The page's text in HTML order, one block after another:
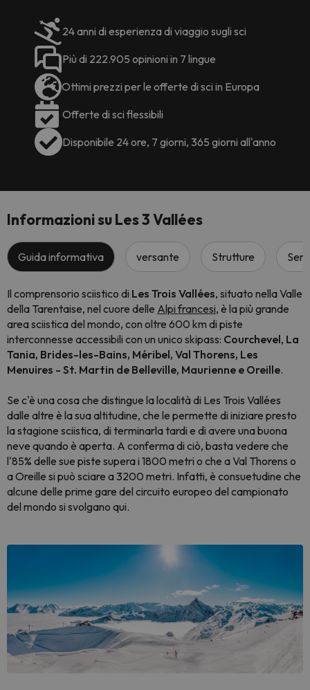
24 anni di esperienza di viaggio sugli sci
Più di 222.905 opinioni in 7 lingue
Ottimi prezzi per le offerte di sci in Europa
Offerte di sci flessibili
Disponibile 24 ore, 7 giorni, 365 giorni all'anno
Informazioni su Les 3 Vallées
Guida informativa versante Strutture
Il comprensorio sciistico di Les Trois Vallées, situato nella Valle
della Tarentaise, nel cuore delle Alpi francesi, è la più grande
area sciistica del mondo, con oltre 600 km di piste
interconnesse accessibili con un unico skipass: Courchevel, La
Tania, Brides-les-Bains, Méribel, Val Thorens, Les
Menuires - St. Martin de Belleville, Maurienne e Oreille.
Se c'è una cosa che distingue la località di Les Trois Vallées
dalle altre è la sua altitudine, che le permette di iniziare presto
la stagione sciistica, di terminarla tardi e di avere una buona
neve quando è aperta. A conferma di ciò, basta vedere che
l'85% delle sue piste supera i 1800 metri o che a Val Thorens o
a Oreille si può sciare a 3200 metri. Infatti, è consuetudine che
alcune delle prime gare del circuito europeo del campionato
del mondo si svolgano qui.